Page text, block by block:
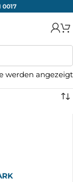
0017
werden angezeigt